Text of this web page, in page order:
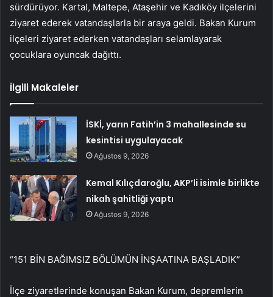
sürdürüyor. Kartal, Maltepe, Ataşehir ve Kadıköy ilçelerini
ziyaret ederek vatandaşlarla bir araya geldi. Bakan Kurum
ilçeleri ziyaret ederken vatandaşları selamlayarak
çocuklara oyuncak dağıttı.
İlgili Makaleler
İSKİ, yarın Fatih’in 3 mahallesinde su
kesintisi uygulayacak
Ağustos 9, 2026
Kemal Kılıçdaroğlu, AKP’li isimle birlikte
nikah şahitliği yaptı
Ağustos 9, 2026
“151 BİN BAĞIMSIZ BÖLÜMÜN İNŞAATINA BAŞLADIK”
İlçe ziyaretlerinde konuşan Bakan Kurum, depremlerin